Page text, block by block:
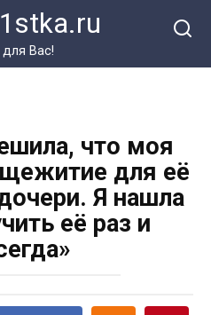
для Вас!
что моя
для её
Я нашла
её раз и